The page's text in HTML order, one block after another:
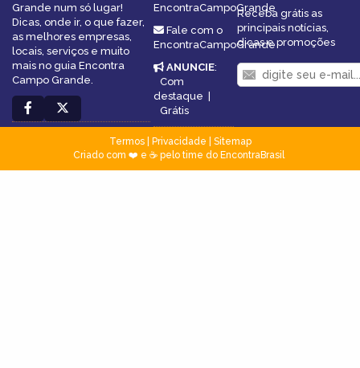
Grande num só lugar!
Dicas, onde ir, o que fazer,
as melhores empresas,
locais, serviços e muito
mais no guia Encontra
Campo Grande.
EncontraCampoGrande
Fale com o
EncontraCampoGrande
ANUNCIE:
Com
destaque |
Grátis
Receba grátis as
principais notícias,
dicas e promoções
Termos| Privacidade
Sitemap
Criado com ❤️ e ☕ pelo time do EncontraBrasil